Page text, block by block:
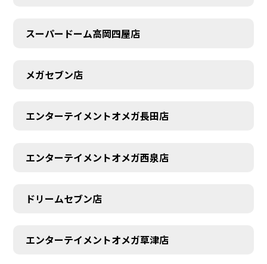
スーパードーム高岡四屋店
メガセブン店
エンターテイメントオメガ長田店
エンターテイメントオメガ西泉店
ドリームセブン店
エンターテイメントオメガ草津店